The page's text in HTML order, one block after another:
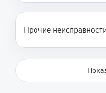
Прочие неисправности